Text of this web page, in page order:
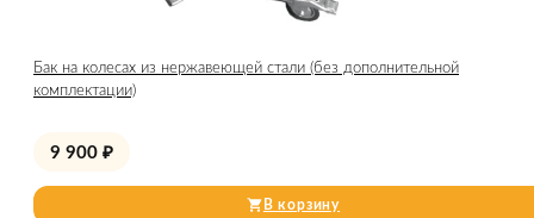
Бак на колесах из нержавеющей стали (без дополнительной
комплектации)
9 900 ₽
В корзину